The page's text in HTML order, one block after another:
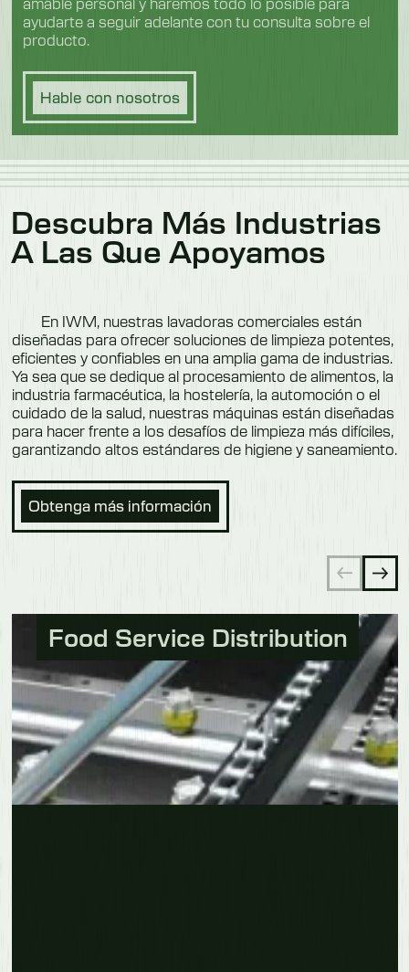
ayudarte a seguir adelante con tu consulta sobre el
producto.
Hable con nosotros
Descubra Más Industrias
A Las Que Apoyamos
En IWM, nuestras lavadoras comerciales están
diseñadas para ofrecer soluciones de limpieza potentes,
eficientes y confiables en una amplia gama de industrias.
Ya sea que se dedique al procesamiento de alimentos, la
industria farmacéutica, la hostelería, la automoción o el
cuidado de la salud, nuestras máquinas están diseñadas
para hacer frente a los desafíos de limpieza más difíciles,
garantizando altos estándares de higiene y saneamiento.
Obtenga más información
Food Service Distribution